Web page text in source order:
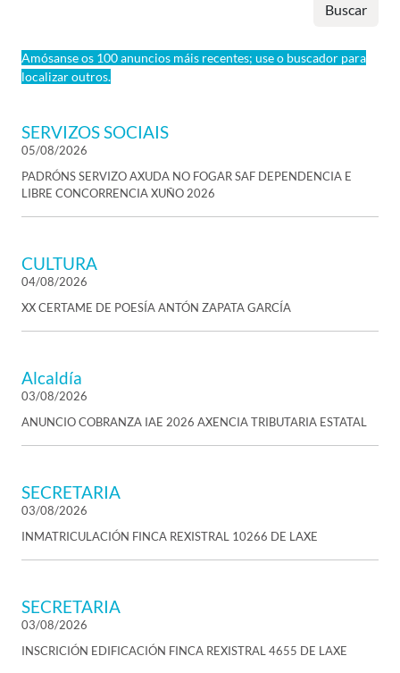
Buscar
Amósanse os 100 anuncios máis recentes; use o buscador para
localizar outros.
SERVIZOS SOCIAIS
05/08/2026
PADRÓNS SERVIZO AXUDA NO FOGAR SAF DEPENDENCIA E
LIBRE CONCORRENCIA XUÑO 2026
CULTURA
04/08/2026
XX CERTAME DE POESÍA ANTÓN ZAPATA GARCÍA
Alcaldía
03/08/2026
ANUNCIO COBRANZA IAE 2026 AXENCIA TRIBUTARIA ESTATAL
SECRETARIA
03/08/2026
INMATRICULACIÓN FINCA REXISTRAL 10266 DE LAXE
SECRETARIA
03/08/2026
INSCRICIÓN EDIFICACIÓN FINCA REXISTRAL 4655 DE LAXE